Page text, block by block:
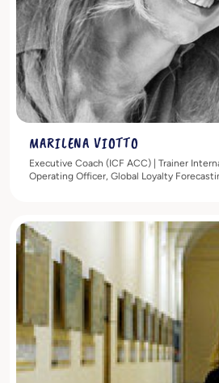
MARILENA VIOTTO
Executive Coach (ICF ACC) | Trainer
Operating Officer, Global Loyalty
Scopri di più